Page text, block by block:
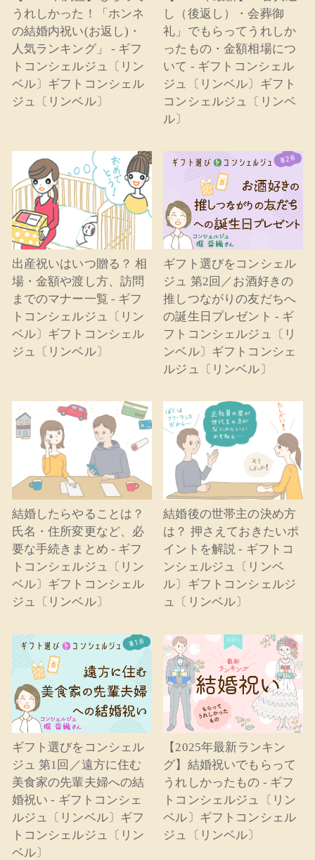
うれしかった！「ホンネ
の結婚内祝い(お返し)・
人気ランキング」 - ギフ
トコンシェルジュ〔リン
ベル〕ギフトコンシェル
ジュ〔リンベル〕
し（後返し）・会葬御
礼」でもらってうれしか
ったもの・金額相場につ
いて - ギフトコンシェル
ジュ〔リンベル〕ギフト
コンシェルジュ〔リンベ
ル〕
出産祝いはいつ贈る？ 相
場・金額や渡し方、訪問
までのマナー一覧 - ギフ
トコンシェルジュ〔リン
ベル〕ギフトコンシェル
ジュ〔リンベル〕
ギフト選びをコンシェル
ジュ 第2回／お酒好きの
推しつながりの友だちへ
の誕生日プレゼント - ギ
フトコンシェルジュ〔リ
ンベル〕ギフトコンシェ
ルジュ〔リンベル〕
結婚したらやることは？
氏名・住所変更など、必
要な手続きまとめ - ギフ
トコンシェルジュ〔リン
ベル〕ギフトコンシェル
ジュ〔リンベル〕
結婚後の世帯主の決め方
は？ 押さえておきたいポ
イントを解説 - ギフトコ
ンシェルジュ〔リンベ
ル〕ギフトコンシェルジ
ュ〔リンベル〕
ギフト選びをコンシェル
ジュ 第1回／遠方に住む
美食家の先輩夫婦への結
婚祝い - ギフトコンシェ
ルジュ〔リンベル〕ギフ
トコンシェルジュ〔リン
ベル〕
【2025年最新ランキン
グ】結婚祝いでもらって
うれしかったもの - ギフ
トコンシェルジュ〔リン
ベル〕ギフトコンシェル
ジュ〔リンベル〕